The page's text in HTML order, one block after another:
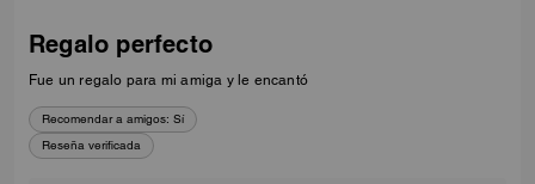
Regalo perfecto
Fue un regalo para mi amiga y le encantó
Recomendar a amigos: Sí
Reseña verificada